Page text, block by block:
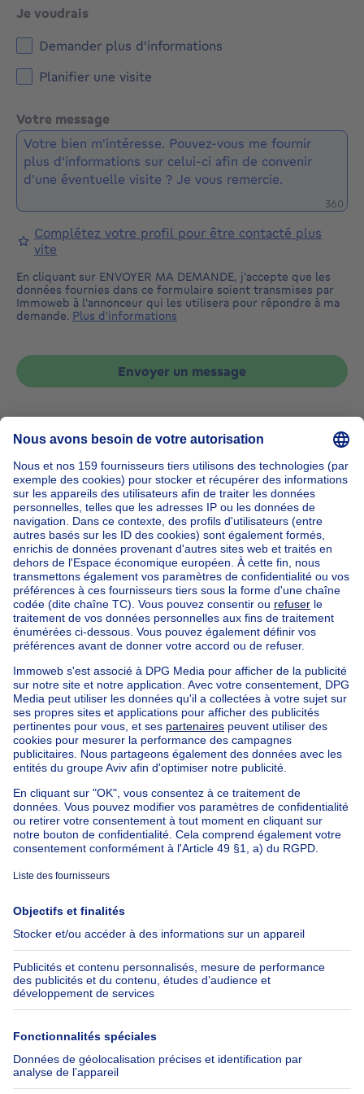
Je voudrais
Demander plus d'informations
Planifier une visite
Votre message
360
Complétez votre profil pour être contacté plus
vite
En cliquant sur ENVOYER MA DEMANDE, j'accepte que les
données fournies dans ce formulaire soient transmises par
Immoweb à l'annonceur qui les utilisera pour répondre à ma
demande. Plus d'informations
Envoyer un message
Accueil Belgique
Bruxelles (province)
Bruxelles (arrondissement)
Acheter votre maison à Jette
Nos maisons hors de la Belgique
Maison à vendre France
Maison à vendre Espagne
Maison à vendre Italie
Maison à vendre Luxembourg
Maison à vendre Pays-bas
Nos biens pas chèrsMaison à vendre pas cher
Appartements à louer pas cher
Nos biens à louer avec chambres
Appartement à vendre avec 3 chambres
Maison à vendre avec 3 chambres
Appartement à louer avec 3 chambres
Maison à louer avec 3 chambres
Appartement à louer avec 3 chambres Bruxelles-ville
Immoweb
Presse
Emplois
Groupe Axel Springer
SeLoger.com
Immowelt.de
Belfius
Assurances
Check-list déménagement
Aide
FAQ
Suivez-nous